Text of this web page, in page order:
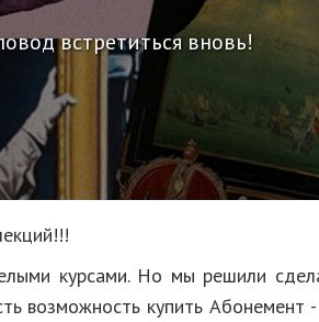
встретиться вновь!
курсами. Но мы решили
возможность купить Абонемент